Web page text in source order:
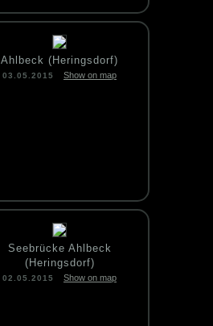
Ahlbeck (Heringsdorf)
03.05.2015 Show on map
Seebrücke Ahlbeck
(Heringsdorf)
02.05.2015 Show on map